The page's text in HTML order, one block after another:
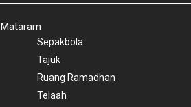
Sepakbola
Tajuk
Ruang Ramadhan
Telaah